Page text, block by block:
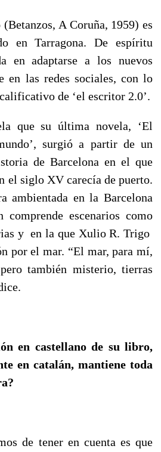
A Coruña, 1959) es
en Tarragona. De espíritu
en adaptarse a los nuevos
en las redes sociales, con lo
de ‘el escritor 2.0’.
que su última novela, ‘El
surgió a partir de un
de Barcelona en el que
el siglo XV carecía de puerto.
ambientada en la Barcelona
comprende escenarios como
y en la que Xulio R. Trigo
por el mar. “El mar, para mí,
también misterio, tierras
en castellano de su libro,
en catalán, mantiene toda
de tener en cuenta es que